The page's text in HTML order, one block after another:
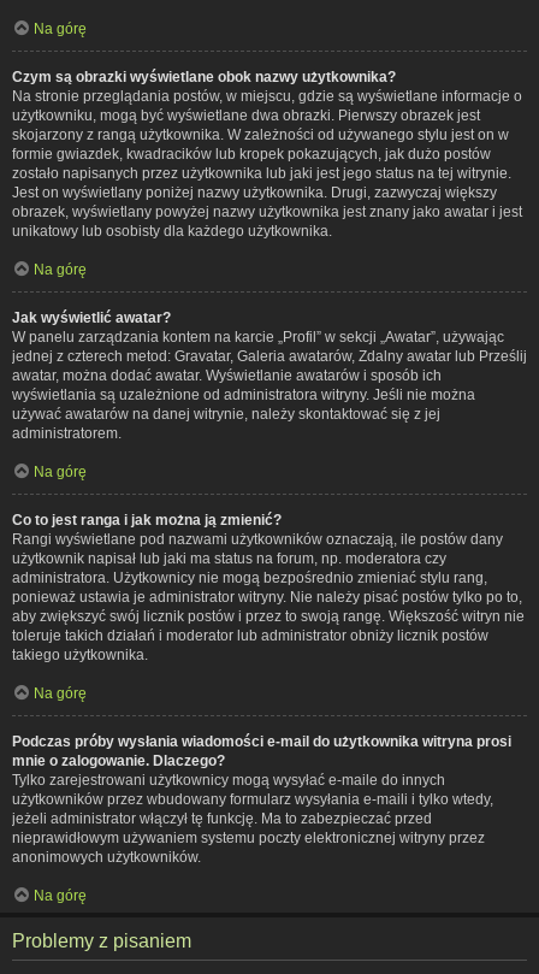
Na górę
Czym są obrazki wyświetlane obok nazwy użytkownika?
Na stronie przeglądania postów, w miejscu, gdzie są wyświetlane informacje o
użytkowniku, mogą być wyświetlane dwa obrazki. Pierwszy obrazek jest
skojarzony z rangą użytkownika. W zależności od używanego stylu jest on w
formie gwiazdek, kwadracików lub kropek pokazujących, jak dużo postów
zostało napisanych przez użytkownika lub jaki jest jego status na tej witrynie.
Jest on wyświetlany poniżej nazwy użytkownika. Drugi, zazwyczaj większy
obrazek, wyświetlany powyżej nazwy użytkownika jest znany jako awatar i jest
unikatowy lub osobisty dla każdego użytkownika.
Na górę
Jak wyświetlić awatar?
W panelu zarządzania kontem na karcie „Profil” w sekcji „Awatar”, używając
jednej z czterech metod: Gravatar, Galeria awatarów, Zdalny awatar lub Prześlij
awatar, można dodać awatar. Wyświetlanie awatarów i sposób ich
wyświetlania są uzależnione od administratora witryny. Jeśli nie można
używać awatarów na danej witrynie, należy skontaktować się z jej
administratorem.
Na górę
Co to jest ranga i jak można ją zmienić?
Rangi wyświetlane pod nazwami użytkowników oznaczają, ile postów dany
użytkownik napisał lub jaki ma status na forum, np. moderatora czy
administratora. Użytkownicy nie mogą bezpośrednio zmieniać stylu rang,
ponieważ ustawia je administrator witryny. Nie należy pisać postów tylko po to,
aby zwiększyć swój licznik postów i przez to swoją rangę. Większość witryn nie
toleruje takich działań i moderator lub administrator obniży licznik postów
takiego użytkownika.
Na górę
Podczas próby wysłania wiadomości e-mail do użytkownika witryna prosi
mnie o zalogowanie. Dlaczego?
Tylko zarejestrowani użytkownicy mogą wysyłać e-maile do innych
użytkowników przez wbudowany formularz wysyłania e-maili i tylko wtedy,
jeżeli administrator włączył tę funkcję. Ma to zabezpieczać przed
nieprawidłowym używaniem systemu poczty elektronicznej witryny przez
anonimowych użytkowników.
Na górę
Problemy z pisaniem